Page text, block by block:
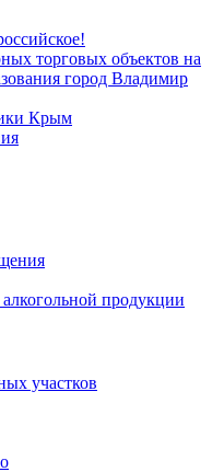
торговых объектов на
город Владимир
Крым
продукции
участков